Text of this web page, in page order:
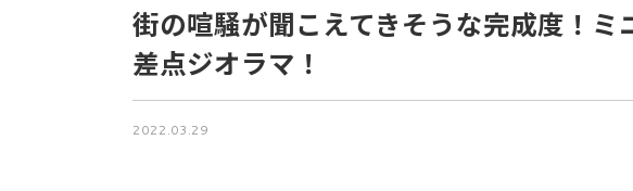
街の喧騒が聞こえてきそうな完成度！
差点ジオラマ！
2022.03.29